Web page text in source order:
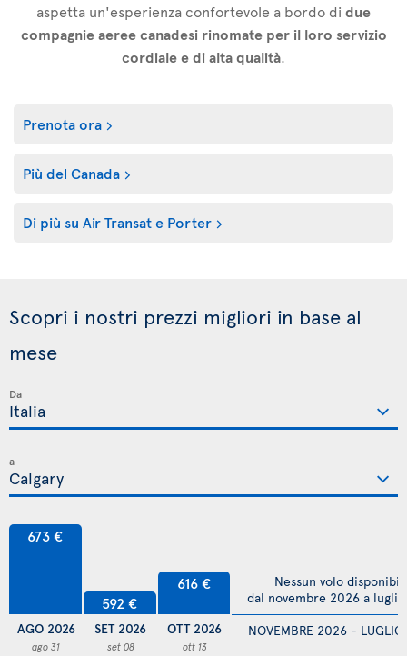
aspetta un'esperienza confortevole a bordo di due
compagnie aeree canadesi rinomate per il loro servizio
cordiale e di alta qualità.
Prenota ora
Più del Canada
Di più su Air Transat e Porter
Scopri i nostri prezzi migliori in base al
mese
Da
a
673 €
AGO 2026
ago 31
592 €
SET 2026
set 08
616 €
OTT 2026
ott 13
NOVEMBRE 2026 -
Nessun volo
dal novembre 2026 a